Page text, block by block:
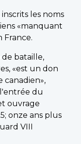
les noms
«manquant
France.
bataille,
«est un don
canadien»,
du
ouvrage
onze ans plus
VIII